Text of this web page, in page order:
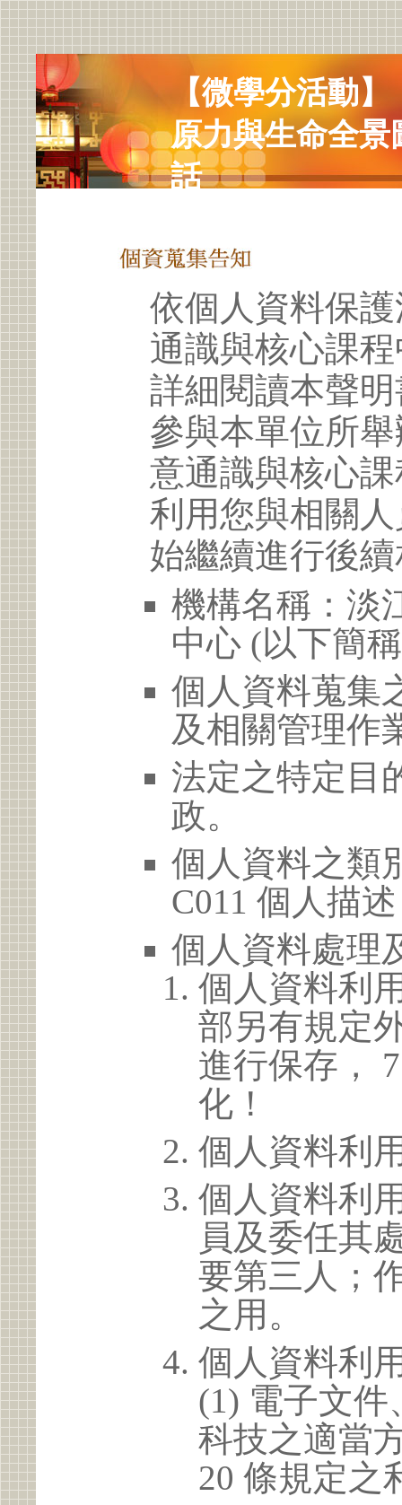
【微學分活動
原力與生命全景
話
依個人資料保
通識與核心課
詳細閱讀本聲
參與本單位所
意通識與核心
利用您與相關
始繼續進行後
機構名稱：淡
中心 (以下簡
個人資料蒐集
及相關管理作
法定之特定目
政。
個人資料之類
C011 個人描述
個人資料處理
個人資料利
部另有規定
進行保存，
化！
個人資料利
個人資料利
員及委任其
要第三人；
之用。
個人資料利
(1) 電子文
科技之適當
20 條規定之